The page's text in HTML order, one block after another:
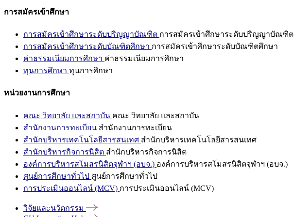
การสมัครเข้าศึกษา
การสมัครเข้าศึกษาระดับปริญญาบัณฑิต การสมัครเข้าศึกษาระดับปริญญาบัณฑิต
การสมัครเข้าศึกษาระดับบัณฑิตศึกษา การสมัครเข้าศึกษาระดับบัณฑิตศึกษา
ค่าธรรมเนียมการศึกษา ค่าธรรมเนียมการศึกษา
ทุนการศึกษา ทุนการศึกษา
หน่วยงานการศึกษา
คณะ วิทยาลัย และสถาบัน คณะ วิทยาลัย และสถาบัน
สำนักงานการทะเบียน สำนักงานการทะเบียน
สำนักบริหารเทคโนโลยีสารสนเทศ สำนักบริหารเทคโนโลยีสารสนเทศ
สำนักบริหารกิจการนิสิต สำนักบริหารกิจการนิสิต
องค์การบริหารสโมสรนิสิตจุฬาฯ (อบจ.) องค์การบริหารสโมสรนิสิตจุฬาฯ (อบจ.)
ศูนย์การศึกษาทั่วไป ศูนย์การศึกษาทั่วไป
การประเมินออนไลน์ (MCV) การประเมินออนไลน์ (MCV)
วิจัยและนวัตกรรม